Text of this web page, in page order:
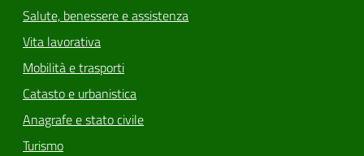
Salute, benessere e assistenza
Vita lavorativa
Mobilità e trasporti
Catasto e urbanistica
Anagrafe e stato civile
Turismo